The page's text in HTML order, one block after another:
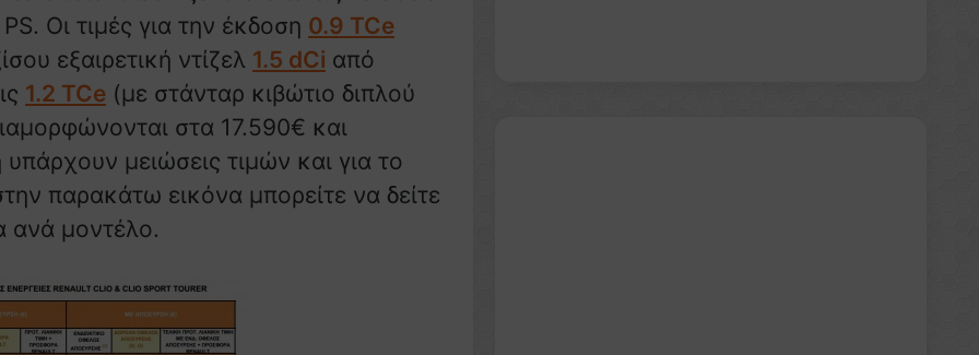
Οι τιμές για την έκδοση 0.9 TCe
εξαιρετική ντίζελ 1.5 dCi από
1.2 TCe (με στάνταρ κιβώτιο διπλού
στα 17.590€ και
μειώσεις τιμών και για το
παρακάτω εικόνα μπορείτε να δείτε
ανά μοντέλο.